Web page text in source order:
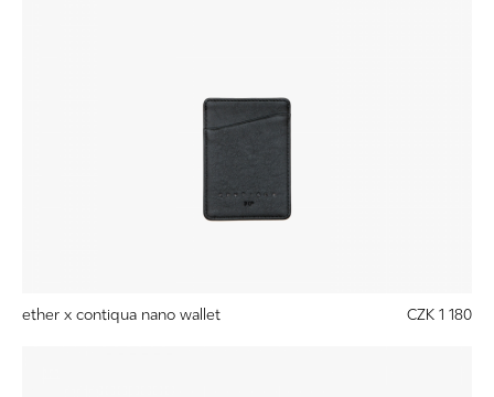
ether x contiqua nano wallet CZK 1 180